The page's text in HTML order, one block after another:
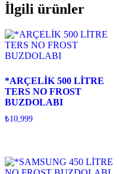
İlgili ürünler
*ARÇELİK 500 LİTRE
TERS NO FROST
BUZDOLABI
₺10,999